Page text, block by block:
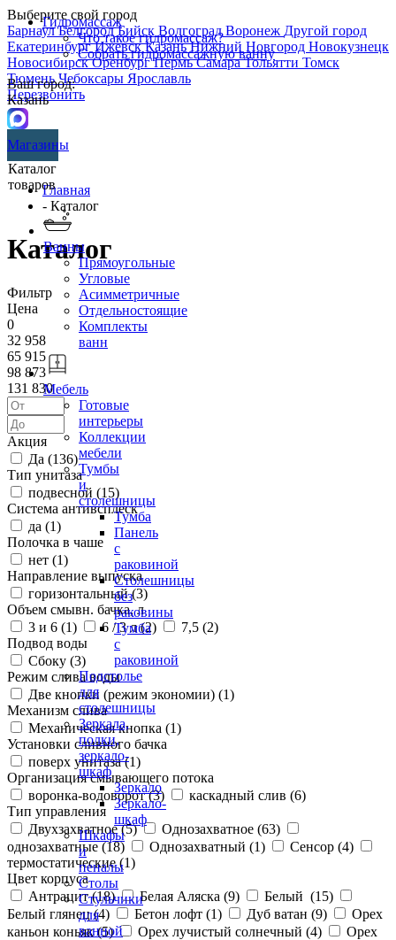
Выберите свой город
БарнаулБелгородБийск ВолгоградВоронеж Другой город
ЕкатеринбургИжевскКазаньНижний Новгород Новокузнецк
НовосибирскОренбургПермьСамараТольятти Томск
ТюменьЧебоксары Ярославль
Перезвонить
Гидромассаж
Что такое гидромассаж?
Собрать гидромассажную ванну
Ваш город:
Казань
Магазины
Каталог
товаров
Ванны
Прямоугольные
Угловые
Асимметричные
Отдельностоящие
Комплекты
ванн
Мебель
Готовые
интерьеры
Коллекции
мебели
Тумбы
и
столешницы
Тумба
Панель
с
раковиной
Столешницы
без
раковины
Тумба
с
раковиной
Подстолье
для
столешницы
Зеркала,
полки,
зеркало-
шкаф
Зеркало
Зеркало-
шкаф
Шкафы
и
пеналы
Столы
Стульчики
для
ванной
Главная
- Каталог
Каталог
Фильтр
Цена
0
32 958
65 915
98 873
131 830
Акция
Да (136)
Тип унитаза
подвесной (15)
Система антивсплеск
да (1)
Полочка в чаше
нет (1)
Направление выпуска
горизонтальный (3)
Объем смывн. бачка, л
3 и 6 (1) 6 / 3 л (2) 7,5 (2)
Подвод воды
Сбоку (3)
Режим слива воды
Две кнопки (режим экономии) (1)
Механизм слива
Механическая кнопка (1)
Установки сливного бачка
поверх унитаза (1)
Организация смывающего потока
воронка-водоворот (3) каскадный слив (6)
Тип управления
Двухзахватное (5) Однозахватное (63)
однозахватные (18) Однозахватный (1) Сенсор (4)
термостатические (1)
Цвет корпуса
Антрацит (18) Белая Аляска (9) Белый (15)
Белый глянец (4) Бетон лофт (1) Дуб ватан (9)
Орех
каньон коньяк (5) Орех лучистый солнечный (4)
Орех